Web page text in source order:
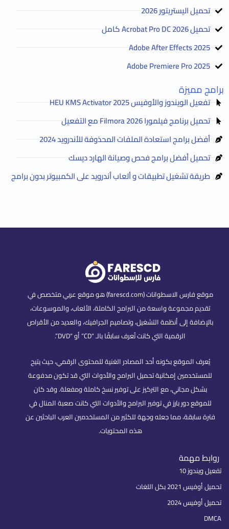
تحميل اليستريتور 2026
تحميل Acrobat Pro DC 2026 كامل
Adobe After Effects 2025
Adobe Premiere Pro 2025
برامج مميزة
تفعيل الويندوز والأوفيس HEU KMS Activator 2025
تحميل برنامج فيلمورا Filmora 2026 مع التفعيل
أفضل برامج استعادة الملفات المحذوفة للأندرويد 2024
تحميل أفضل برامج فحص وصيانة الهارد ديسك
طريقة تشغيل تطبيقات و ألعاب أندرويد على الكمبيوتر بدون برامج
موقع فارس الاسطوانات (farescd.com) هو موقع عربي متخصص في
تقديم مجموعة واسعة من البرامج الكاملة، الألعاب، والموسوعات،
بالإضافة إلى أنظمة التشغيل، وتصاميم الجرافيك، والعديد من الأقراص
الرقمية التي كانت تُعرف سابقًا بالـ “CD” أو “DVD”.
يُعرف الموقع بكونه أحد المصادر الغنية للمحتوى الرقمي، حيث يتيح
للمستخدمين إمكانية تحميل البرامج والأدوات التي قد تكون مدفوعة
بشكل مجاني، مع التركيز على توفير نسخ كاملة ومفعلة. وقد كان
للموقع دور بارز في توفير البرامج والأدوات التي كانت صعبة المنال في
فترة سابقة، مما جعله وجهة للكثير من المستخدمين العرب الباحثين عن
هذه المحتويات.
روابط مهمة
تفعيل ويندوز 10
تحميل أوفيس 2021 بكل اللغات
تحميل أوفيس 2024
DMCA